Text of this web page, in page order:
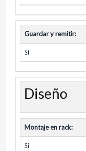
Guardar y remitir:
Si
Diseño
Montaje en rack:
Si